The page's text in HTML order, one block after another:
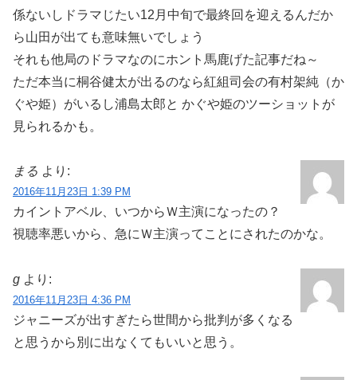
係ないしドラマじたい12月中旬で最終回を迎えるんだか
ら山田が出ても意味無いでしょう
それも他局のドラマなのにホント馬鹿げた記事だね～
ただ本当に桐谷健太が出るのなら紅組司会の有村架純（か
ぐや姫）がいるし浦島太郎と かぐや姫のツーショットが
見られるかも。
まる より:
2016年11月23日 1:39 PM
カイントアベル、いつからＷ主演になったの？
視聴率悪いから、急にＷ主演ってことにされたのかな。
g より:
2016年11月23日 4:36 PM
ジャニーズが出すぎたら世間から批判が多くなる
と思うから別に出なくてもいいと思う。